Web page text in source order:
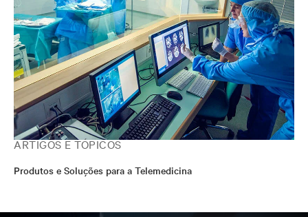
ARTIGOS E TÓPICOS
Produtos e Soluções para a Telemedicina